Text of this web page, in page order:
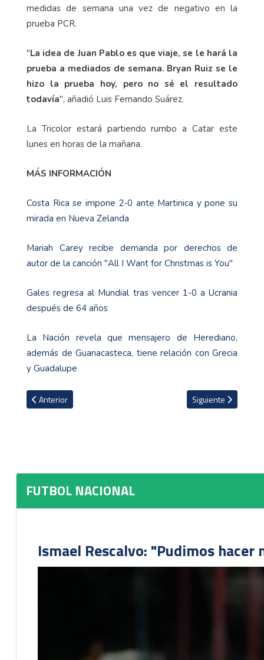
medidas de semana una vez de negativo en la
prueba PCR.
"La idea de Juan Pablo es que viaje, se le hará la
prueba a mediados de semana. Bryan Ruiz se le
hizo la prueba hoy, pero no sé el resultado
todavía", añadió Luis Fernando Suárez.
La Tricolor estará partiendo rumbo a Catar este
lunes en horas de la mañana.
MÁS INFORMACIÓN
Costa Rica se impone 2-0 ante Martinica y pone su
mirada en Nueva Zelanda
Mariah Carey recibe demanda por derechos de
autor de la canción "All I Want for Christmas is You"
Gales regresa al Mundial tras vencer 1-0 a Ucrania
después de 64 años
La Nación revela que mensajero de Herediano,
además de Guanacasteca, tiene relación con Grecia
y Guadalupe
Artículo anterior: Luis Fernando Suárez revela que piensa
Anterior Artículo siguiente:
Siguiente
FUTBOL NACIONAL
Ismael Rescalvo: "Pudimos